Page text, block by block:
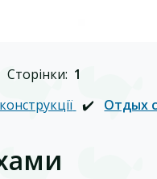
Сторінки: 1
✔️ Отдых